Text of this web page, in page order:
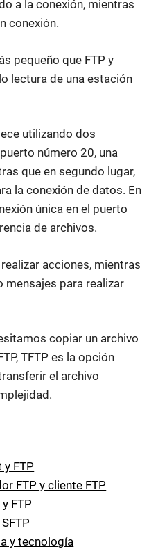
a la conexión, mientras
conexión.
pequeño que FTP y
lectura de una estación
utilizando dos
número 20, una
que en segundo lugar,
la conexión de datos. En
única en el puerto
de archivos.
acciones, mientras
mensajes para realizar
copiar un archivo
TFTP es la opción
el archivo
y FTP
FTP y cliente FTP
FTP
y tecnología